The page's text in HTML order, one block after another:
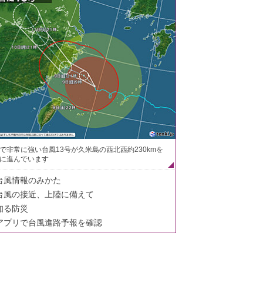
非常に強い台風13号が久米島の西北西約230kmを
進んでいます
風情報のみかた
風の接近、上陸に備えて
る防災
プリで台風進路予報を確認